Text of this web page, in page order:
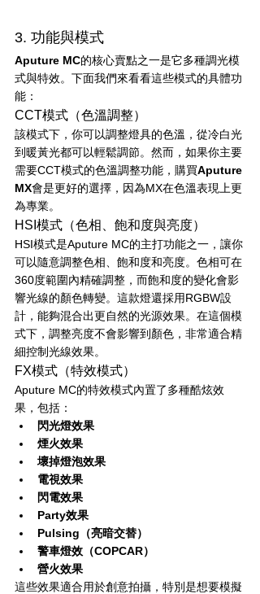
3. 功能與模式
Aputure MC的核心賣點之一是它多種調光模
式與特效。下面我們來看看這些模式的具體功
能：
CCT模式（色溫調整）
該模式下，你可以調整燈具的色溫，從冷白光
到暖黃光都可以輕鬆調節。然而，如果你主要
需要CCT模式的色溫調整功能，購買Aputure
MX會是更好的選擇，因為MX在色溫表現上更
為專業。
HSI模式（色相、飽和度與亮度）
HSI模式是Aputure MC的主打功能之一，讓你
可以隨意調整色相、飽和度和亮度。色相可在
360度範圍內精確調整，而飽和度的變化會影
響光線的顏色轉變。這款燈還採用RGBW設
計，能夠混合出更自然的光源效果。在這個模
式下，調整亮度不會影響到顏色，非常適合精
細控制光線效果。
FX模式（特效模式）
Aputure MC的特效模式內置了多種酷炫效
果，包括：
閃光燈效果
煙火效果
壞掉燈泡效果
電視效果
閃電效果
Party效果
Pulsing（亮暗交替）
警車燈效（COPCAR）
營火效果
這些效果適合用於創意拍攝，特別是想要模擬